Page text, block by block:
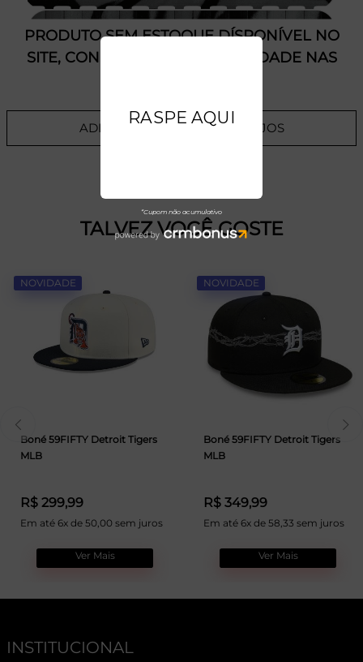
PRODUTO SEM ESTOQUE DÍSPONÍVEL NO
SITE, CONSULTE A DISPONIBILIDADE NAS
ADICIONAR A LISTA DE DESEJOS
TALVEZ VOCÊ GOSTE
NOVIDADE
Boné 59FIFTY Detroit Tigers
MLB
R$ 299,99
Em até 6x de 50,00 sem juros
Ver Mais
NOVIDADE
Boné 59FIFTY Detroit Tigers
MLB
R$ 349,99
Em até 6x de 58,33 sem juros
Ver Mais
INSTITUCIONAL